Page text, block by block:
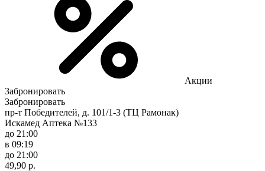
Акции
Забронировать
Забронировать
пр-т Победителей, д. 101/1-3 (ТЦ Рамонак)
Искамед Аптека №133
до 21:00
в 09:19
до 21:00
49,90 р.